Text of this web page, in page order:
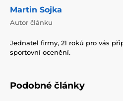
Martin Sojka
Autor článku
Jednatel firmy, 21 roků pro vás
sportovní ocenění.
Podobné články